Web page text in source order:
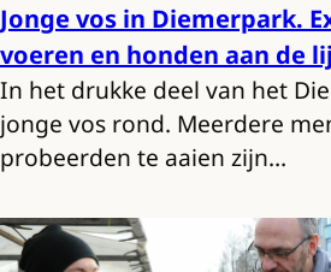
Jonge vos in Diemerpark.
voeren en honden aan de
In het drukke deel van het
jonge vos rond. Meerdere
probeerden te aaien zijn…